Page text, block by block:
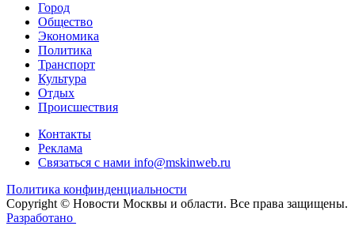
Город
Общество
Экономика
Политика
Транспорт
Культура
Отдых
Происшествия
Контакты
Реклама
Связаться с нами info@mskinweb.ru
Политика конфинденциальности
Copyright © Новости Москвы и области. Все права защищены.
Разработано